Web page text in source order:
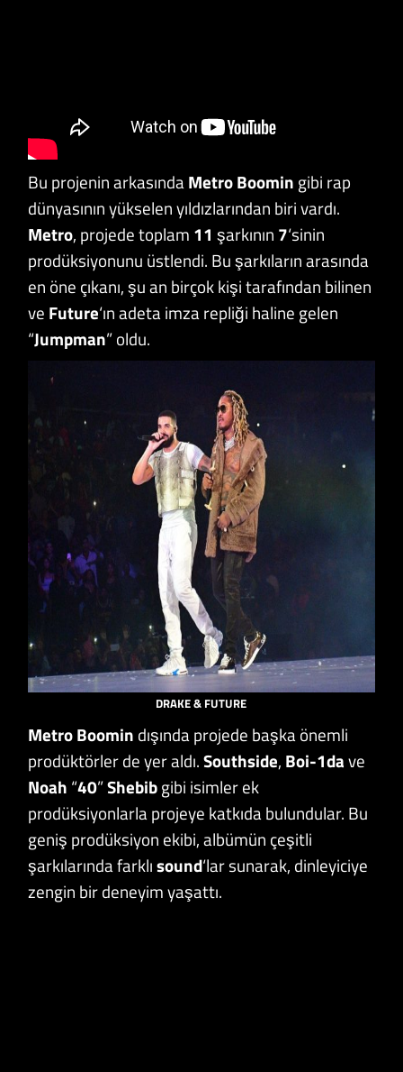
Bu projenin arkasındaMetro Boomin gibi rap
dünyasının yükselen yıldızlarından biri vardı.
Metro, projede toplam 11şarkının 7‘sinin
prodüksiyonunu üstlendi. Bu şarkıların arasında
en öne çıkanı, şu an birçok kişi tarafından bilinen
ve Future‘ın adeta imza repliği haline gelen
“Jumpman” oldu.
DRAKE & FUTURE
Metro Boomin dışında projede başka önemli
prodüktörler de yer aldı.Southside, Boi-1dave
Noah “40”Shebibgibi isimler ek
prodüksiyonlarla projeye katkıda bulundular. Bu
geniş prodüksiyon ekibi, albümün çeşitli
şarkılarında farklısound‘lar sunarak, dinleyiciye
zengin bir deneyim yaşattı.